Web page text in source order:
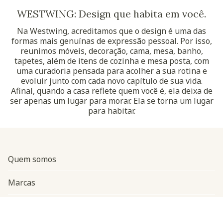
WESTWING: Design que habita em você.
Na Westwing, acreditamos que o design é uma das
formas mais genuínas de expressão pessoal. Por isso,
reunimos móveis, decoração, cama, mesa, banho,
tapetes, além de itens de cozinha e mesa posta, com
uma curadoria pensada para acolher a sua rotina e
evoluir junto com cada novo capítulo de sua vida.
Afinal, quando a casa reflete quem você é, ela deixa de
ser apenas um lugar para morar. Ela se torna um lugar
para habitar.
Quem somos
Marcas